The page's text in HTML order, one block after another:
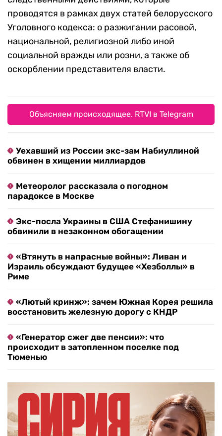
проводятся в рамках двух статей белорусского
Уголовного кодекса: о разжигании расовой,
национальной, религиозной либо иной
социальной вражды или розни, а также об
оскорблении представителя власти.
Объясняем происходящее. RTVI в Telegram
Уехавший из России экс-зам Набиуллиной
обвинен в хищении миллиардов
Метеоролог рассказала о погодном
парадоксе в Москве
Экс-посла Украины в США Стефанишину
обвинили в незаконном обогащении
«Втянуть в напрасные войны»: Ливан и
Израиль обсуждают будущее «Хезболлы» в
Риме
«Лютый кринж»: зачем Южная Корея решила
восстановить железную дорогу с КНДР
«Генератор сжег две пенсии»: что
происходит в затопленном поселке под
Тюменью